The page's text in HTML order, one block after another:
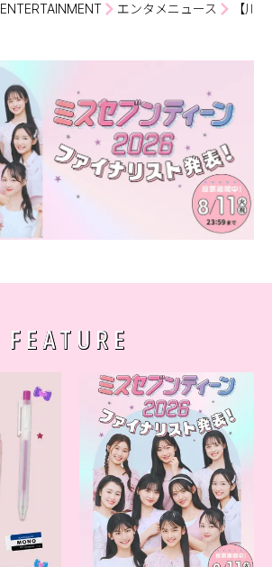
ENTERTAINMENT エンタメニュース 【川
FEATURE